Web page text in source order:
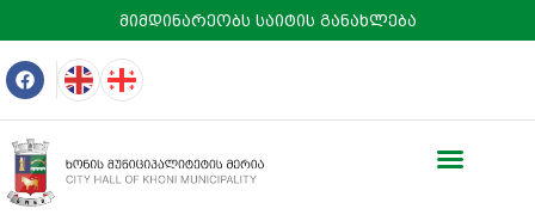
მიმდინარეობს საიტის განახლება